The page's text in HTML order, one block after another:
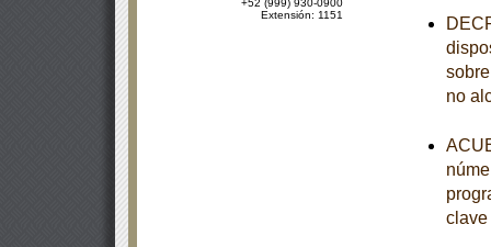
+52 (999) 930-0900
Extensión: 1151
no